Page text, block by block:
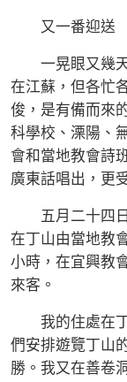
又一番迎送
一晃眼又幾天
在江蘇，但各忙
俊，是有備而來
科學校、溧陽、
會和當地教會詩
廣東話唱出，更
五月二十四日
在丁山由當地教
小時，在宜興教
來客。
我的住處在丁
們安排遊覽丁山
勝。我又在善卷